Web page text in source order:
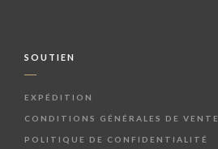
SOUTIEN
EXPÉDITION
CONDITIONS GÉNÉRALES DE VENTE
POLITIQUE DE CONFIDENTIALITÉ